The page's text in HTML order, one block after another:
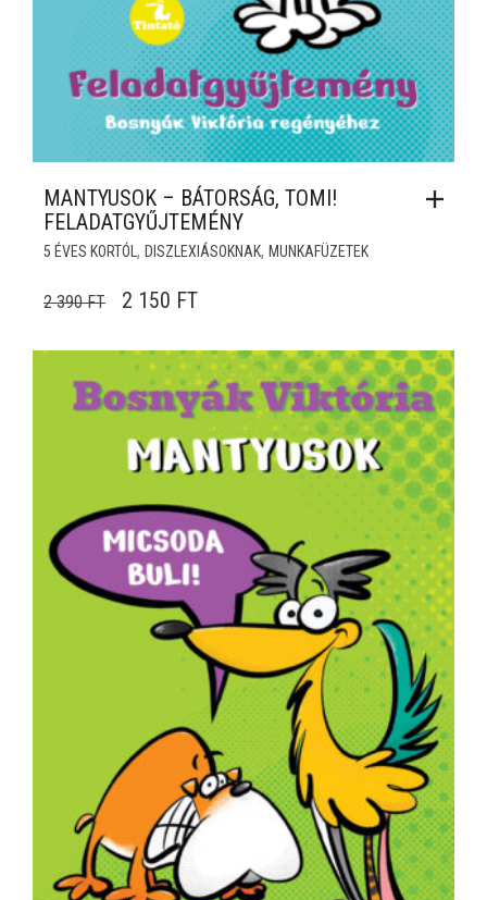
MANTYUSOK – BÁTORSÁG, TOMI!
FELADATGYŰJTEMÉNY
5 ÉVES KORTÓL , DISZLEXIÁSOKNAK, MUNKAFÜZETEK
2 390FT ORIGINAL PRICE WAS: 2 390 FT.
2 150 FTCURRENT PRICE IS: 2 150 FT.